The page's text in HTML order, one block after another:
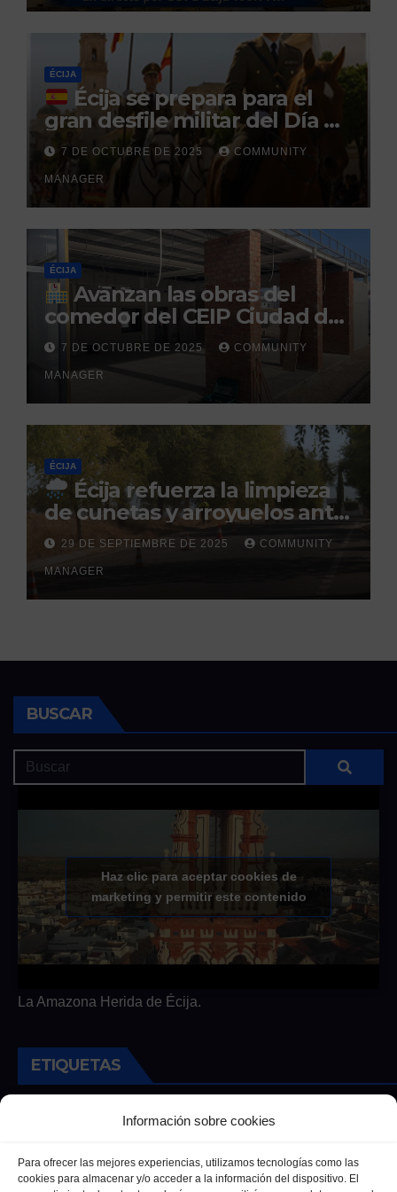
Información sobre cookies
Para ofrecer las mejores experiencias, utilizamos tecnologías como las
cookies para almacenar y/o acceder a la información del dispositivo. El
durante un permiso
penitenciario
ÉCIJA
Écija se prepara para el
gran desfile militar del Día de
la Hispanidad organizado por
el Centro Militar de Cría
Caballar
7 DE OCTUBRE DE 2025 COMMUNITY
MANAGER
ÉCIJA
Avanzan las obras del
comedor del CEIP Ciudad del
Sol: su finalización está
prevista para finales de 2025
7 DE OCTUBRE DE 2025 COMMUNITY
MANAGER
ÉCIJA
Écija refuerza la limpieza
de cunetas y arroyuelos ante
la llegada de las lluvias
otoñales
29 DE SEPTIEMBRE DE 2025 COMMUNITY
MANAGER
BUSCAR
Haz clic para aceptar cookies de
marketing y permitir este contenido
La Amazona Herida de Écija.
ETIQUETAS
Andalucía Cultura Deportes